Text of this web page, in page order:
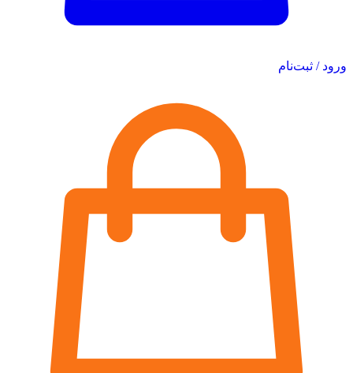
ورود / ثبت‌نام